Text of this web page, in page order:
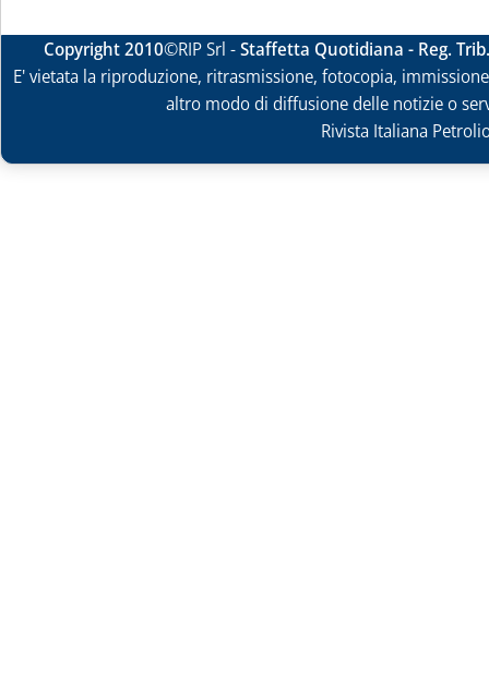
Copyright 2010©RIP Srl -Staffetta Quotidiana - Reg.
E' vietata la riproduzione, ritrasmissione, fotocopia,
altro modo di diffusione delle notizie o
Rivista Italiana